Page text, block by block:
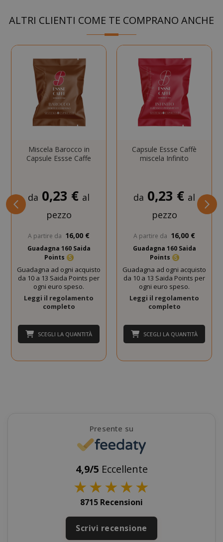
ALTRI CLIENTI COME TE COMPRANO ANCHE
Miscela Barocco in
Capsule Essse Caffe
da 0,23 € al
pezzo
A partire da 16,00 €
Guadagna 160 Saida
Points
Guadagna ad ogni acquisto
da 10 a 13 Saida Points per
ogni euro speso.
Leggi il regolamento
completo
SCEGLI LA QUANTITÀ
Capsule Essse Caffè
miscela Infinito
da 0,23 € al
pezzo
A partire da 16,00 €
Guadagna 160 Saida
Points
Guadagna ad ogni acquisto
da 10 a 13 Saida Points per
ogni euro speso.
Leggi il regolamento
completo
SCEGLI LA QUANTITÀ
Presente su
4,9/5 Eccellente
★★★★★
8715 Recensioni
Scrivi recensione
SADEVSESSID
_GRECAPTCHA Google
Google
Privacy Policy